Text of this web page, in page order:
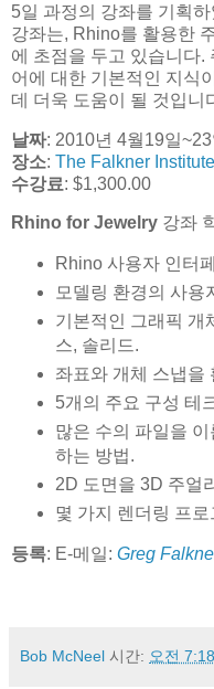
5일 과정의 강좌를 기획
강좌는, Rhino를 활용한
에 초점을 두고 있습니다.
어에 대한 기본적인 지식
데 더욱 도움이 될 것입니
날짜: 2010년 4월19일~23
장소: The Falkner
수강료: $1,300.00
Rhino for Jewelry 강좌
Rhino 사용자 인터
모델링 환경의 사용
기본적인 그래픽 개
스, 솔리드.
좌표와 개체 스냅을
5개의 주요 구성 테
많은 수의 파일을
하는 방법.
2D 도면을 3D 주얼
몇 가지 렌더링 프
등록: E-메일: Greg
Bob McNeel 시간: 오전 7:18